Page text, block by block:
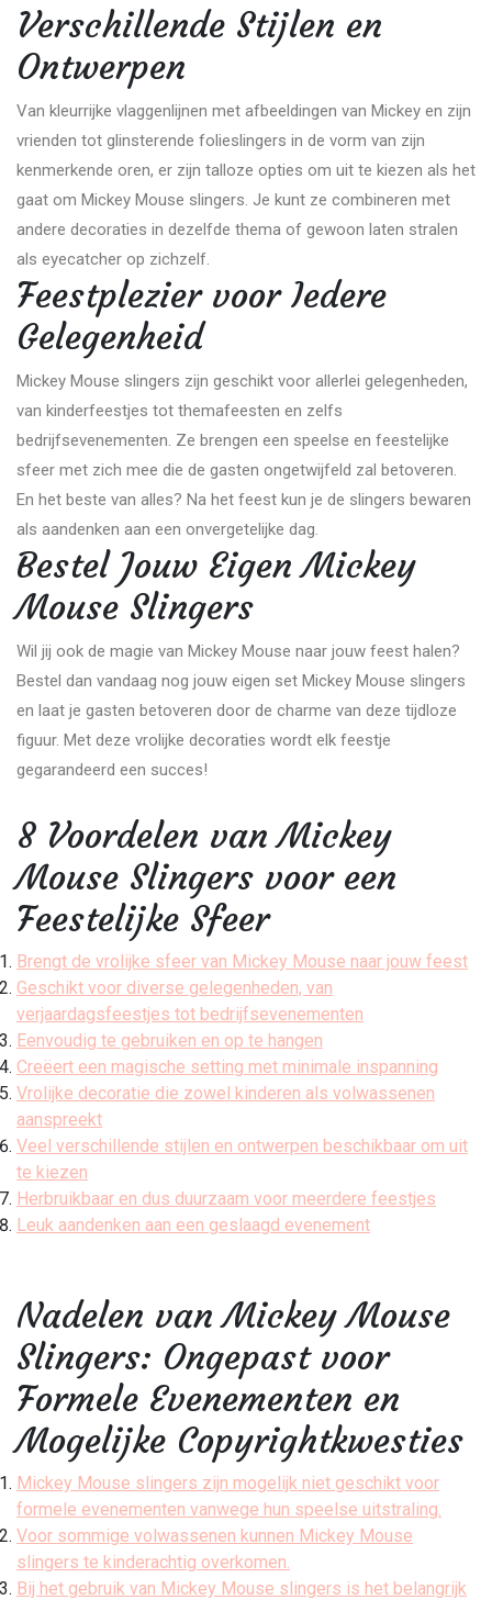
Verschillende Stijlen en
Ontwerpen
Van kleurrijke vlaggenlijnen met afbeeldingen van Mickey en zijn
vrienden tot glinsterende folieslingers in de vorm van zijn
kenmerkende oren, er zijn talloze opties om uit te kiezen als het
gaat om Mickey Mouse slingers. Je kunt ze combineren met
andere decoraties in dezelfde thema of gewoon laten stralen
als eyecatcher op zichzelf.
Feestplezier voor Iedere
Gelegenheid
Mickey Mouse slingers zijn geschikt voor allerlei gelegenheden,
van kinderfeestjes tot themafeesten en zelfs
bedrijfsevenementen. Ze brengen een speelse en feestelijke
sfeer met zich mee die de gasten ongetwijfeld zal betoveren.
En het beste van alles? Na het feest kun je de slingers bewaren
als aandenken aan een onvergetelijke dag.
Bestel Jouw Eigen Mickey
Mouse Slingers
Wil jij ook de magie van Mickey Mouse naar jouw feest halen?
Bestel dan vandaag nog jouw eigen set Mickey Mouse slingers
en laat je gasten betoveren door de charme van deze tijdloze
figuur. Met deze vrolijke decoraties wordt elk feestje
gegarandeerd een succes!
8 Voordelen van Mickey
Mouse Slingers voor een
Feestelijke Sfeer
Brengt de vrolijke sfeer van Mickey Mouse naar jouw feest
Geschikt voor diverse gelegenheden, van
verjaardagsfeestjes tot bedrijfsevenementen
Eenvoudig te gebruiken en op te hangen
Creëert een magische setting met minimale inspanning
Vrolijke decoratie die zowel kinderen als volwassenen
aanspreekt
Veel verschillende stijlen en ontwerpen beschikbaar om uit
te kiezen
Herbruikbaar en dus duurzaam voor meerdere feestjes
Leuk aandenken aan een geslaagd evenement
Nadelen van Mickey Mouse
Slingers: Ongepast voor
Formele Evenementen en
Mogelijke Copyrightkwesties
Mickey Mouse slingers zijn mogelijk niet geschikt voor
formele evenementen vanwege hun speelse uitstraling.
Voor sommige volwassenen kunnen Mickey Mouse
slingers te kinderachtig overkomen.
Bij het gebruik van Mickey Mouse slingers is het belangrijk